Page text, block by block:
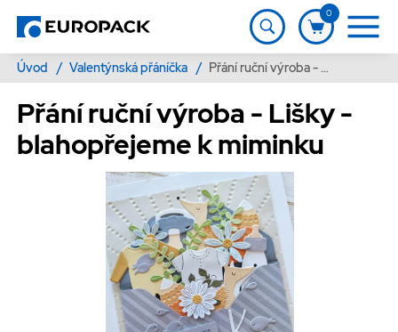
0
Úvod / Valentýnská přáníčka / Přání ruční výroba - Lišky - blahopřejeme k miminku
Přání ruční výroba - Lišky -
blahopřejeme k miminku